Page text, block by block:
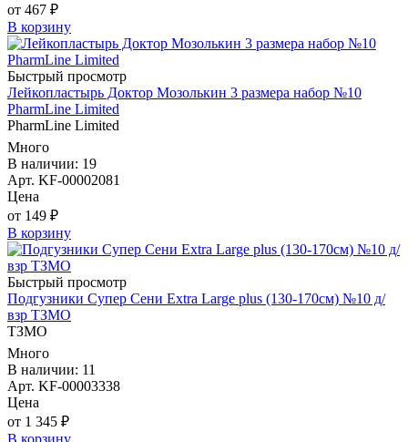
от 467 ₽
В корзину
Быстрый просмотр
Лейкопластырь Доктор Мозолькин 3 размера набор №10
PharmLine Limited
PharmLine Limited
Много
В наличии: 19
Арт. KF-00002081
Цена
от 149 ₽
В корзину
Быстрый просмотр
Подгузники Супер Сени Extra Large plus (130-170см) №10 д/
взр ТЗМО
ТЗМО
Много
В наличии: 11
Арт. KF-00003338
Цена
от 1 345 ₽